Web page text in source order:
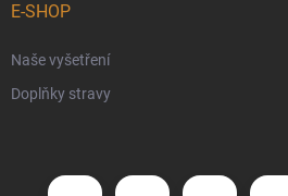
E-SHOP
Naše vyšetření
Doplňky stravy